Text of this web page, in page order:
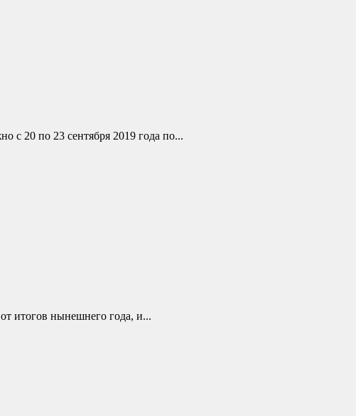
с 20 по 23 сентября 2019 года по...
от итогов нынешнего года, и...